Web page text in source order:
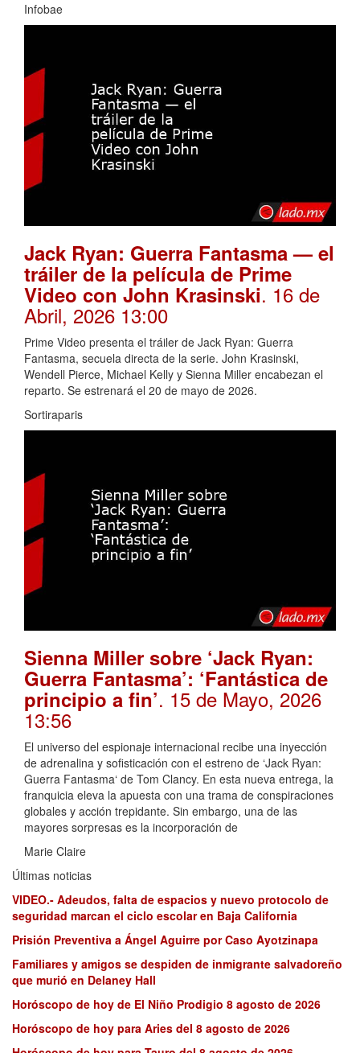
Infobae
Jack Ryan: Guerra Fantasma — el
tráiler de la película de Prime
Video con John Krasinski. 16 de
Abril, 2026 13:00
Prime Video presenta el tráiler de Jack Ryan: Guerra
Fantasma, secuela directa de la serie. John Krasinski,
Wendell Pierce, Michael Kelly y Sienna Miller encabezan el
reparto. Se estrenará el 20 de mayo de 2026.
Sortiraparis
Sienna Miller sobre ‘Jack Ryan:
Guerra Fantasma’: ‘Fantástica de
principio a fin’. 15 de Mayo, 2026
13:56
El universo del espionaje internacional recibe una inyección
de adrenalina y sofisticación con el estreno de ‘Jack Ryan:
Guerra Fantasma‘ de Tom Clancy. En esta nueva entrega, la
franquicia eleva la apuesta con una trama de conspiraciones
globales y acción trepidante. Sin embargo, una de las
mayores sorpresas es la incorporación de
Marie Claire
Últimas noticias
VIDEO.- Adeudos, falta de espacios y nuevo protocolo de
seguridad marcan el ciclo escolar en Baja California
Prisión Preventiva a Ángel Aguirre por Caso Ayotzinapa
Familiares y amigos se despiden de inmigrante salvadoreño
que murió en Delaney Hall
Horóscopo de hoy de El Niño Prodigio 8 agosto de 2026
Horóscopo de hoy para Aries del 8 agosto de 2026